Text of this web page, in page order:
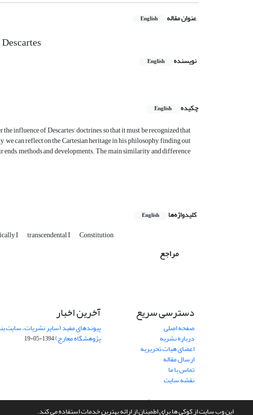
این وب سایت از کوکی ها برای اطمینان از ارائه بهترین خدمات استفاده می کند.
عنوان مقاله English
نویسنده English
چکیده
English
influence of Descartes’ doctrines, so that it must be recognized that
can reflect on the Cartesian heritage in his philosophy, finding out
methods and developments. The main similarity and difference
کلیدواژه‌ها English
I transcendental I Constitution
مراجع
دسترسی سریع
صفحه اصلی
درباره نشریه
اعضای هیات تحریریه
ارسال مقاله
تماس با ما
نقشه سایت
آخرین اخبار
پیوندهای مفید (سایر نشریات، سایت
پژوهشگاه معارج)1394-05-19
سامانه مدیریت نشریات علمی.طراحی و پیاده سازی ازسیناوب